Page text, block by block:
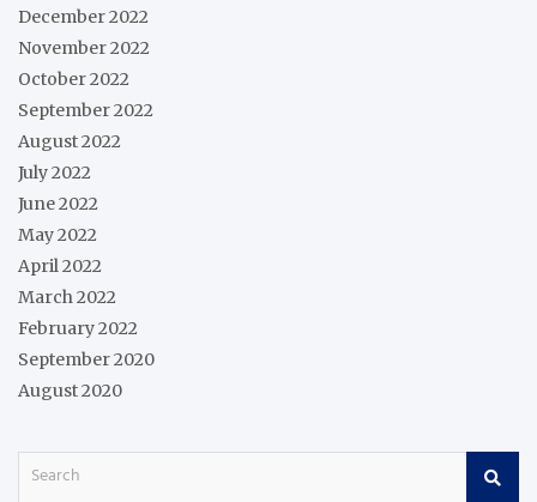
December 2022
November 2022
October 2022
September 2022
August 2022
July 2022
June 2022
May 2022
April 2022
March 2022
February 2022
September 2020
August 2020